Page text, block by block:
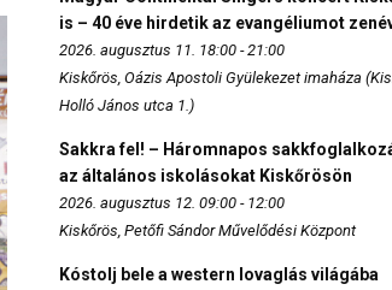
is – 40 éve hirdetik az evangéliumot
2026. augusztus 11. 18:00 - 21:00
Kiskőrös, Oázis Apostoli Gyülekezet imaháza
Holló János utca 1.)
Sakkra fel! – Háromnapos
az általános iskolásokat Kiskőrösön
2026. augusztus 12. 09:00 - 12:00
Kiskőrös, Petőfi Sándor Művelődési Központ
Kóstolj bele a western lovaglás világába